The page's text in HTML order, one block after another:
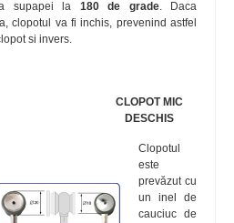
supapei la 180 de grade. Daca
clopotul va fi inchis, prevenind astfel
si invers.
CLOPOT MIC
DESCHIS
Clopotul
este
prevăzut cu
un inel de
cauciuc de